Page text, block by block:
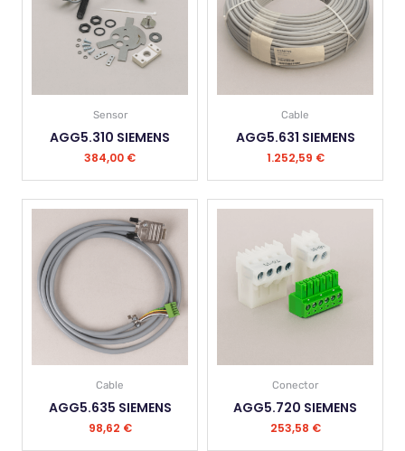
Sensor
AGG5.310 SIEMENS
384,00 €
Cable
AGG5.631 SIEMENS
1.252,59 €
Cable
AGG5.635 SIEMENS
98,62 €
Conector
AGG5.720 SIEMENS
253,58 €